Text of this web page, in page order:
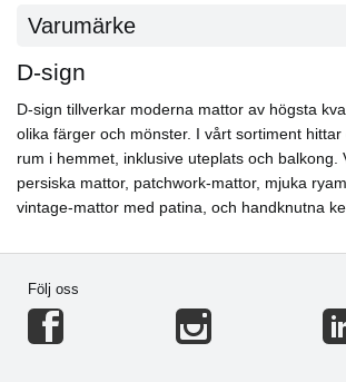
Varumärke
D-sign
D-sign tillverkar moderna mattor av högsta
olika färger och mönster. I vårt sortiment
rum i hemmet, inklusive uteplats och balkong.
persiska mattor, patchwork-mattor, mjuka
vintage-mattor med patina, och handknutna
Följ oss